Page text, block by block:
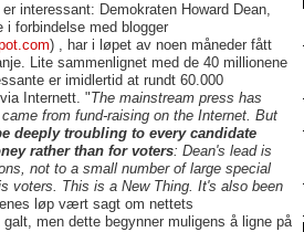
interessant: Demokraten Howard Dean,
forbindelse med blogger
) , har i løpet av noen måneder fått
Lite sammenlignet med de 40 millionene
er imidlertid at rundt 60.000
Internett. "The mainstream press has
from fund-raising on the Internet. But
deeply troubling to every candidate
rather than for voters: Dean's lead is
not to a small number of large special
voters. This is a New Thing. It's also been
løp vært sagt om nettets
men dette begynner muligens å ligne på